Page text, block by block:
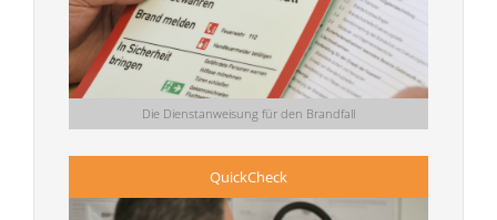
Die Dienstanweisung für den Brandfall
QuickCheck